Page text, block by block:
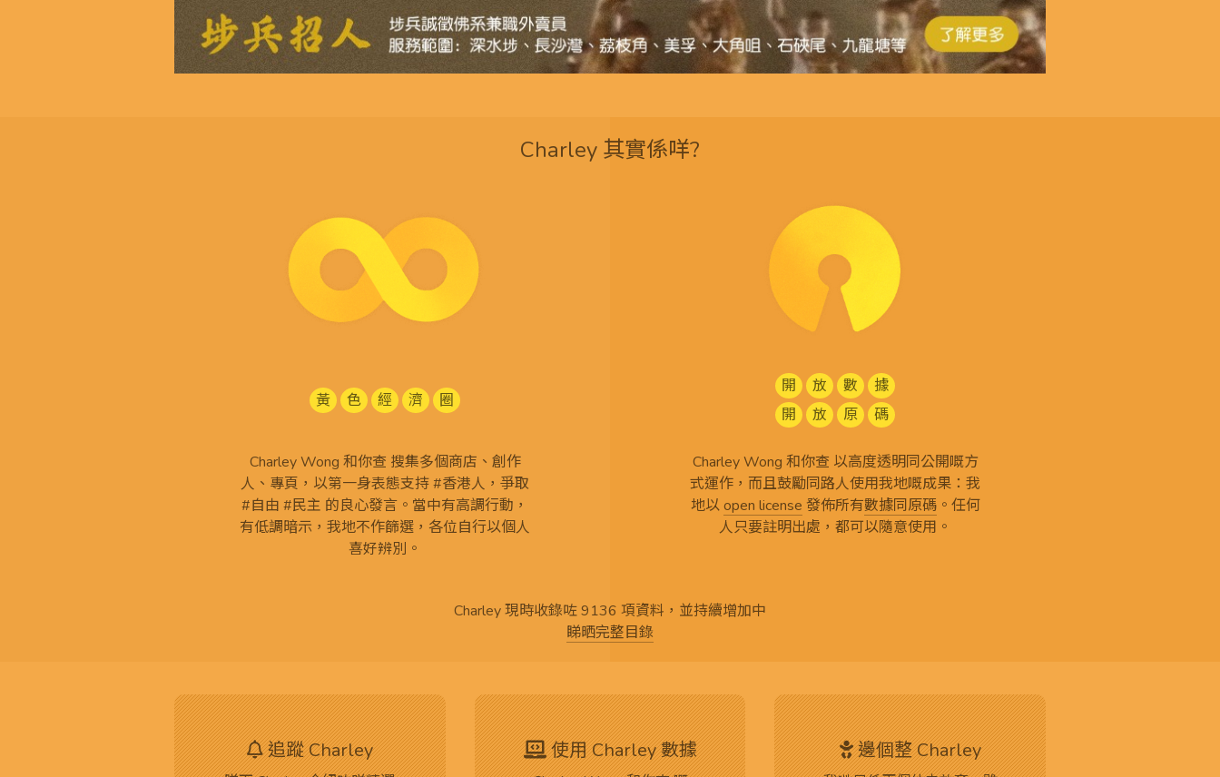
Charley 其實係咩?
黃 色 經 濟 圈
Charley Wong 和你查 搜集多個商店、創作
人、專頁，以第一身表態支持 #香港人，爭取
#自由 #民主 的良心發言。當中有高調行動，
有低調暗示，我地不作篩選，各位自行以個人
喜好辨別。
開 放 數
據
開
放 原 碼
Charley Wong 和你查 以高度透明同公開嘅方
式運作，而且鼓勵同路人使用我地嘅成果：我
地以open license 發佈所有數據同原碼。任何
人只要註明出處，都可以隨意使用。
Charley 現時收錄咗 9136 項資料，並持續增加中
睇晒完整目錄
追蹤 Charley 使用 Charley 數據 邊個整 Charley